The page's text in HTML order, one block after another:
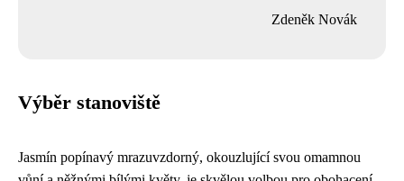
Zdeněk Novák
Výběr stanoviště
Jasmín popínavý mrazuvzdorný, okouzlující svou omamnou